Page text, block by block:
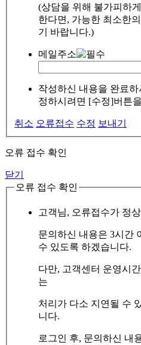
(상담을 위해 불가피하
한다면, 가능한 최소한
기 바랍니다.)
메일주소
작성하신 내용을 완료
정하시려면 [수정]버튼
취소 오류접수 수정 보내기
오류 접수 확인
닫기
오류 접수 확인
고객님, 오류접수가 정
문의하신 내용은 3시간
수 있도록 하겠습니다.
다만, 고객센터 운영시
는
처리가 다소 지연될 수
니다.
로그인 후, 문의하신 내